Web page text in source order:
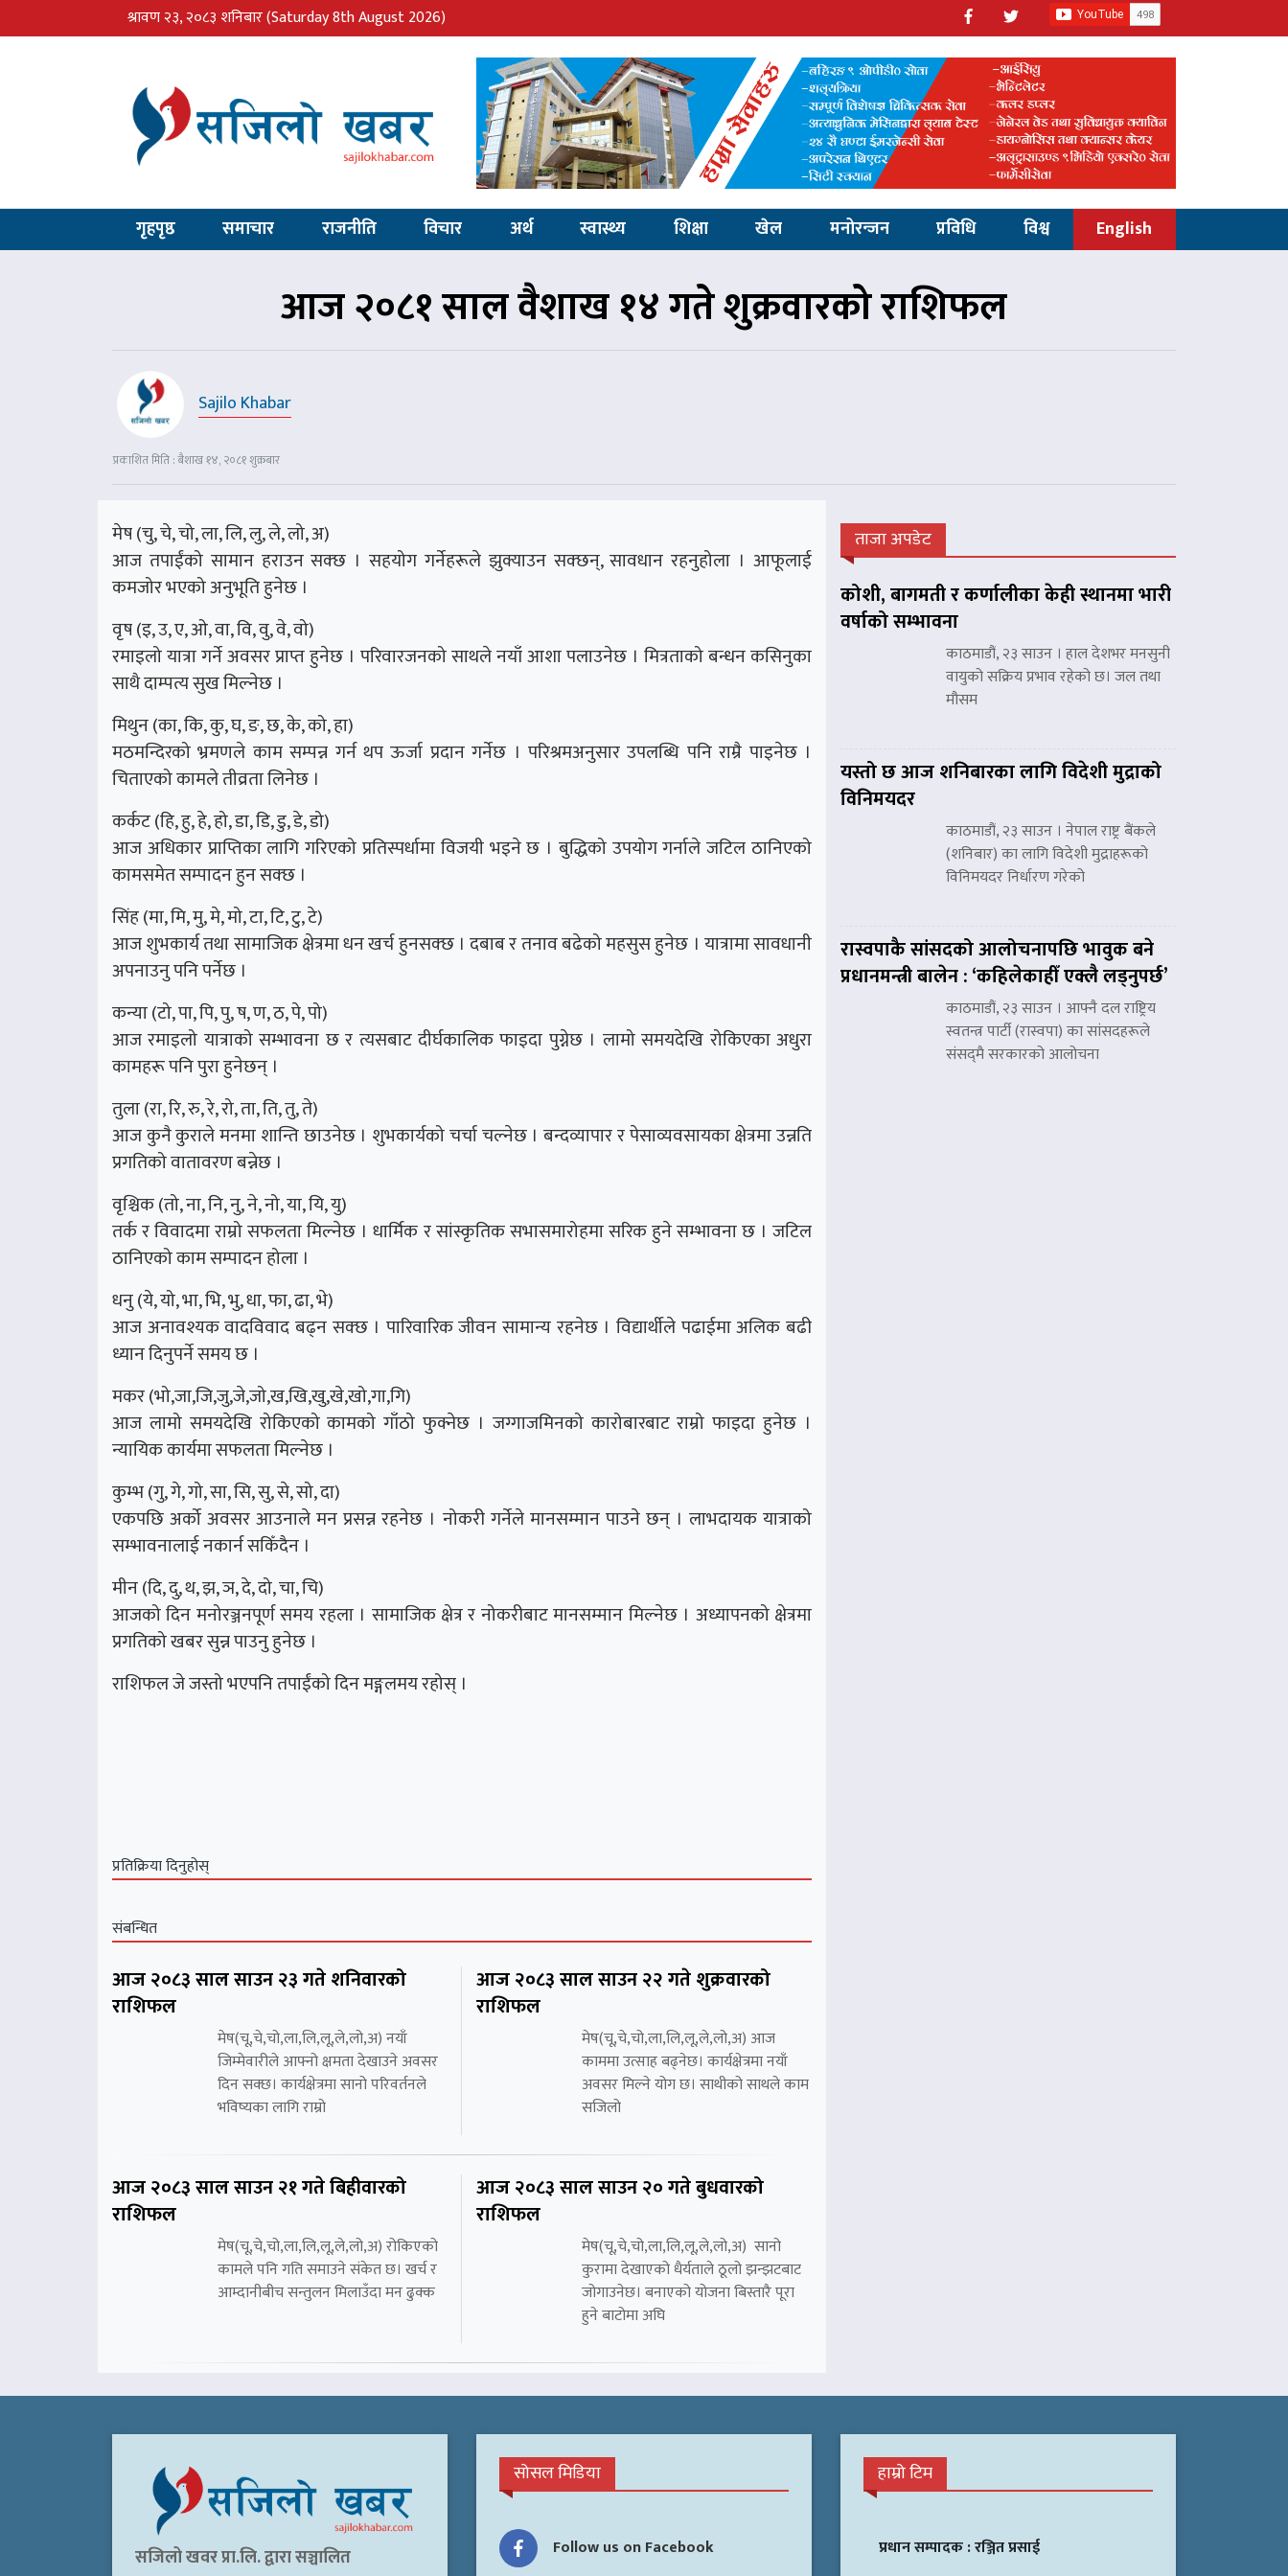
श्रावण २३, २०८३ शनिबार(Saturday 8th August 2026)
गृहपृष्ठ समाचार राजनीति विचार अर्थ स्वास्थ्य शिक्षा खेल मनोरन्जन प्रविधि विश्व English
आज २०८१ साल वैशाख १४ गते शुक्रवारको राशिफल
Sajilo Khabar
प्रकाशित मिति : बैशाख १४, २०८१ शुक्रबार
मेष (चु, चे, चो, ला, लि, लु, ले, लो, अ)
आज तपाईंको सामान हराउन सक्छ । सहयोग गर्नेहरूले झुक्याउन सक्छन्, सावधान रहनुहोला । आफूलाई
कमजोर भएको अनुभूति हुनेछ ।
वृष (इ, उ, ए, ओ, वा, वि, वु, वे, वो)
रमाइलो यात्रा गर्ने अवसर प्राप्त हुनेछ । परिवारजनको साथले नयाँ आशा पलाउनेछ । मित्रताको बन्धन कसिनुका
साथै दाम्पत्य सुख मिल्नेछ ।
मिथुन (का, कि, कु, घ, ङ, छ, के, को, हा)
मठमन्दिरको भ्रमणले काम सम्पन्न गर्न थप ऊर्जा प्रदान गर्नेछ । परिश्रमअनुसार उपलब्धि पनि राम्रै पाइनेछ ।
चिताएको कामले तीव्रता लिनेछ ।
कर्कट (हि, हु, हे, हो, डा, डि, डु, डे, डो)
आज अधिकार प्राप्तिका लागि गरिएको प्रतिस्पर्धामा विजयी भइने छ । बुद्धिको उपयोग गर्नाले जटिल ठानिएको
कामसमेत सम्पादन हुन सक्छ ।
सिंह (मा, मि, मु, मे, मो, टा, टि, टु, टे)
आज शुभकार्य तथा सामाजिक क्षेत्रमा धन खर्च हुनसक्छ । दबाब र तनाव बढेको महसुस हुनेछ । यात्रामा सावधानी
अपनाउनु पनि पर्नेछ ।
कन्या (टो, पा, पि, पु, ष, ण, ठ, पे, पो)
आज रमाइलो यात्राको सम्भावना छ र त्यसबाट दीर्घकालिक फाइदा पुग्नेछ । लामो समयदेखि रोकिएका अधुरा
कामहरू पनि पुरा हुनेछन् ।
तुला (रा, रि, रु, रे, रो, ता, ति, तु, ते)
आज कुनै कुराले मनमा शान्ति छाउनेछ । शुभकार्यको चर्चा चल्नेछ । बन्दव्यापार र पेसाव्यवसायका क्षेत्रमा उन्नति
प्रगतिको वातावरण बन्नेछ ।
वृश्चिक (तो, ना, नि, नु, ने, नो, या, यि, यु)
तर्क र विवादमा राम्रो सफलता मिल्नेछ । धार्मिक र सांस्कृतिक सभासमारोहमा सरिक हुने सम्भावना छ । जटिल
ठानिएको काम सम्पादन होला ।
धनु (ये, यो, भा, भि, भु, धा, फा, ढा, भे)
आज अनावश्यक वादविवाद बढ्न सक्छ । पारिवारिक जीवन सामान्य रहनेछ । विद्यार्थीले पढाईमा अलिक बढी
ध्यान दिनुपर्ने समय छ ।
मकर (भो,जा,जि,जु,जे,जो,ख,खि,खु,खे,खो,गा,गि)
आज लामो समयदेखि रोकिएको कामको गाँठो फुक्नेछ । जग्गाजमिनको कारोबारबाट राम्रो फाइदा हुनेछ ।
न्यायिक कार्यमा सफलता मिल्नेछ ।
कुम्भ (गु, गे, गो, सा, सि, सु, से, सो, दा)
एकपछि अर्को अवसर आउनाले मन प्रसन्न रहनेछ । नोकरी गर्नेले मानसम्मान पाउने छन् । लाभदायक यात्राको
सम्भावनालाई नकार्न सकिँदैन ।
मीन (दि, दु, थ, झ, ञ, दे, दो, चा, चि)
आजको दिन मनोरञ्जनपूर्ण समय रहला । सामाजिक क्षेत्र र नोकरीबाट मानसम्मान मिल्नेछ । अध्यापनको क्षेत्रमा
प्रगतिको खबर सुन्न पाउनु हुनेछ ।
राशिफल जे जस्तो भएपनि तपाईंको दिन मङ्गलमय रहोस् ।
प्रतिक्रिया दिनुहोस्
संबन्धित
आज २०८३ साल साउन २३ गते शनिवारको
राशिफल
मेष(चू,चे,चो,ला,लि,लू,ले,लो,अ) नयाँ
जिम्मेवारीले आफ्नो क्षमता देखाउने अवसर
दिन सक्छ। कार्यक्षेत्रमा सानो परिवर्तनले
भविष्यका लागि राम्रो
आज २०८३ साल साउन २२ गते शुक्रवारको
राशिफल
मेष(चू,चे,चो,ला,लि,लू,ले,लो,अ) आज
काममा उत्साह बढ्नेछ। कार्यक्षेत्रमा नयाँ
अवसर मिल्ने योग छ। साथीको साथले काम
सजिलो
आज २०८३ साल साउन २१ गते बिहीवारको
राशिफल
मेष(चू,चे,चो,ला,लि,लू,ले,लो,अ) रोकिएको
कामले पनि गति समाउने संकेत छ। खर्च र
आम्दानीबीच सन्तुलन मिलाउँदा मन ढुक्क
आज २०८३ साल साउन २० गते बुधवारको
राशिफल
मेष(चू,चे,चो,ला,लि,लू,ले,लो,अ) सानो
कुरामा देखाएको धैर्यताले ठूलो झन्झटबाट
जोगाउनेछ। बनाएको योजना बिस्तारै पूरा
हुने बाटोमा अघि
ताजा अपडेट
कोशी, बागमती र कर्णालीका केही स्थानमा भारी
वर्षाको सम्भावना
काठमाडौं, २३ साउन । हाल देशभर मनसुनी
वायुको सक्रिय प्रभाव रहेको छ। जल तथा
मौसम
यस्तो छ आज शनिबारका लागि विदेशी मुद्राको
विनिमयदर
काठमाडौं, २३ साउन । नेपाल राष्ट्र बैंकले
(शनिबार) का लागि विदेशी मुद्राहरूको
विनिमयदर निर्धारण गरेको
रास्वपाकै सांसदको आलोचनापछि भावुक बने
प्रधानमन्त्री बालेन : ‘कहिलेकाहीँ एक्लै लड्नुपर्छ’
काठमाडौं, २३ साउन । आफ्नै दल राष्ट्रिय
स्वतन्त्र पार्टी (रास्वपा) का सांसदहरूले
संसद्‌मै सरकारको आलोचना
सजिलो खवर प्रा.लि. द्वारा सञ्चालित
सोसल मिडिया
Follow us on Facebook
हाम्रो टिम
प्रधान सम्पादक :रञ्जित प्रसाई